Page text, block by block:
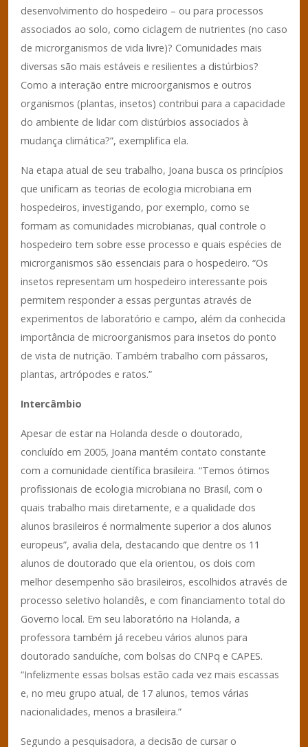
desenvolvimento do hospedeiro – ou para processos
associados ao solo, como ciclagem de nutrientes (no caso
de microrganismos de vida livre)? Comunidades mais
diversas são mais estáveis e resilientes a distúrbios?
Como a interação entre microorganismos e outros
organismos (plantas, insetos) contribui para a capacidade
do ambiente de lidar com distúrbios associados à
mudança climática?”, exemplifica ela.
Na etapa atual de seu trabalho, Joana busca os princípios
que unificam as teorias de ecologia microbiana em
hospedeiros, investigando, por exemplo, como se
formam as comunidades microbianas, qual controle o
hospedeiro tem sobre esse processo e quais espécies de
microrganismos são essenciais para o hospedeiro. “Os
insetos representam um hospedeiro interessante pois
permitem responder a essas perguntas através de
experimentos de laboratório e campo, além da conhecida
importância de microorganismos para insetos do ponto
de vista de nutrição. Também trabalho com pássaros,
plantas, artrópodes e ratos.”
Intercâmbio
Apesar de estar na Holanda desde o doutorado,
concluído em 2005, Joana mantém contato constante
com a comunidade científica brasileira. “Temos ótimos
profissionais de ecologia microbiana no Brasil, com o
quais trabalho mais diretamente, e a qualidade dos
alunos brasileiros é normalmente superior a dos alunos
europeus”, avalia dela, destacando que dentre os 11
alunos de doutorado que ela orientou, os dois com
melhor desempenho são brasileiros, escolhidos através de
processo seletivo holandês, e com financiamento total do
Governo local. Em seu laboratório na Holanda, a
professora também já recebeu vários alunos para
doutorado sanduíche, com bolsas do CNPq e CAPES.
“Infelizmente essas bolsas estão cada vez mais escassas
e, no meu grupo atual, de 17 alunos, temos várias
nacionalidades, menos a brasileira.”
Segundo a pesquisadora, a decisão de cursar o